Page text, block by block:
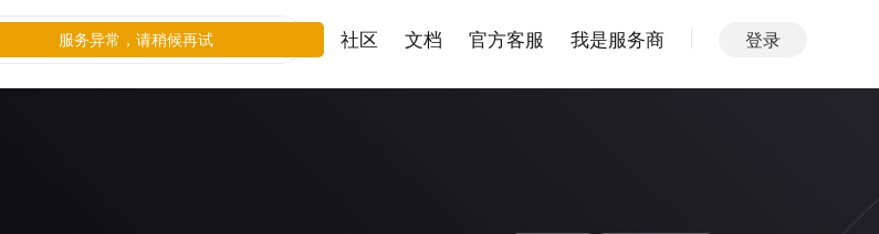
社区 文档 官方客服 我是服务商 登录
服务异常，请稍候再试